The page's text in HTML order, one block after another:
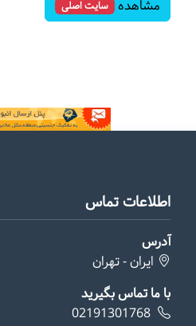
مشاهده سایت اصلی
اطلاعات تماس
آدرس
ایران - تهران
با ما تماس بگیرید
02191301768